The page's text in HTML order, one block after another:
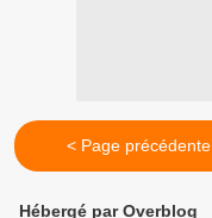
< Page précédente
Hébergé par Overblog